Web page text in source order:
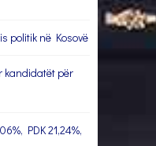
politik në Kosovë
kandidatët për
PDK 21,24%,